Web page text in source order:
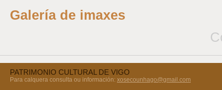
Galería de imaxes
PATRIMONIO CULTURAL DE VIGO
Para calquera consulta ou información: xosecounhago@gmail.com